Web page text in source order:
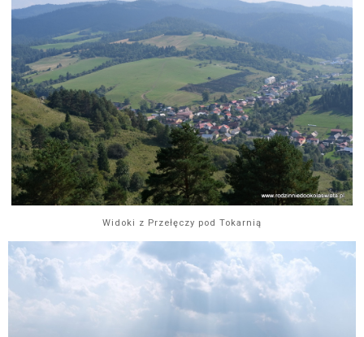
Widoki z Przełęczy pod Tokarnią